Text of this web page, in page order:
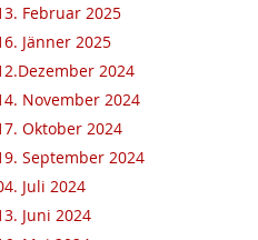
Februar 2025
Jänner 2025
2024
November 2024
Oktober 2024
September 2024
Juli 2024
Juni 2024